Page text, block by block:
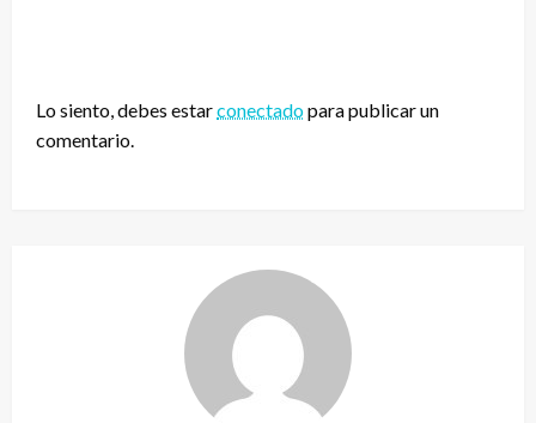
Lo siento, debes estarconectadopara publicar un
comentario.